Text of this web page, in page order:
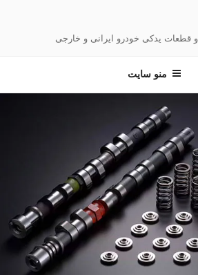
و قطعات یدکی خودرو ایرانی و خارجی
منو سایت